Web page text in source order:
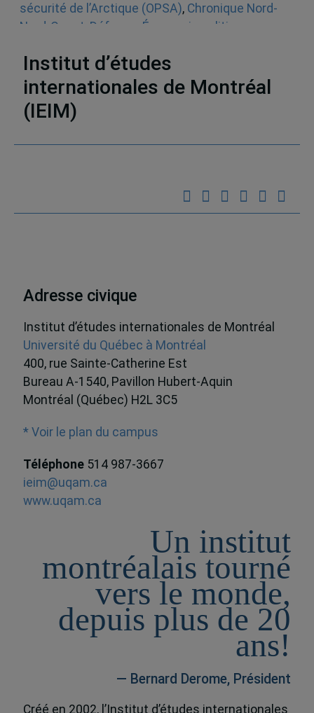
sécurité de l’Arctique (OPSA), Chronique Nord-
Nord-Ouest Défense Économie politique
Institut d’études
internationales de Montréal
(IEIM)
Adresse civique
Institut d’études internationales de Montréal
Université du Québec à Montréal
400, rue Sainte-Catherine Est
Bureau A-1540, Pavillon Hubert-Aquin
Montréal (Québec) H2L 3C5
* Voir le plan du campus
Téléphone 514 987-3667
ieim@uqam.ca
www.uqam.ca
Un institut
montréalais tourné
vers le monde,
depuis plus de 20
ans!
— Bernard Derome, Président
Créé en 2002, l’Institut d’études internationales